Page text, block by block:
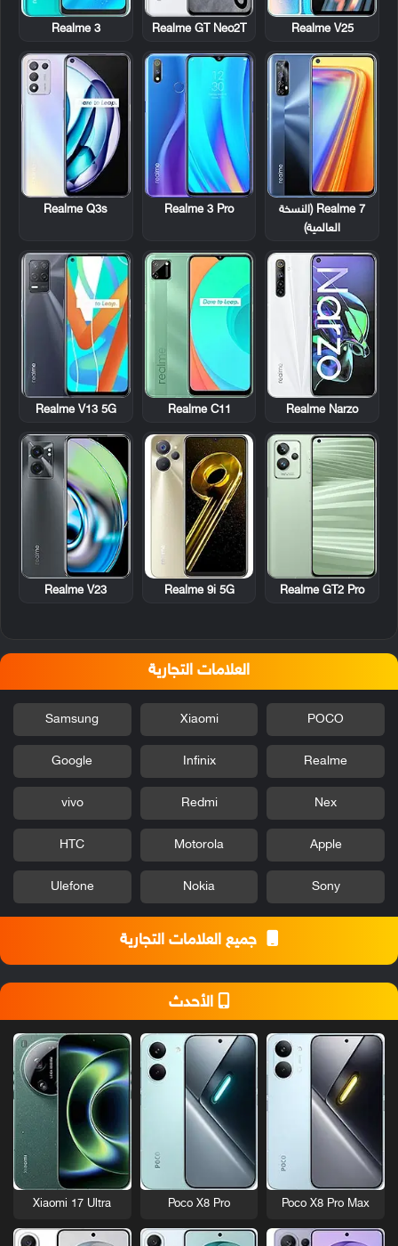
Realme V25
Realme GT Neo2T
Realme 3
Realme 7 (النسخة
العالمية)
Realme 3 Pro
Realme Q3s
Realme Narzo
Realme C11
Realme V13 5G
Realme GT2 Pro
Realme 9i 5G
Realme V23
العلامات التجارية
POCO
Xiaomi
Samsung
Realme
Infinix
Google
Nex
Redmi
vivo
Apple
Motorola
HTC
Sony
Nokia
Ulefone
جميع العلامات التجارية
الأحدث
Poco X8 Pro Max
Poco X8 Pro
Xiaomi 17 Ultra